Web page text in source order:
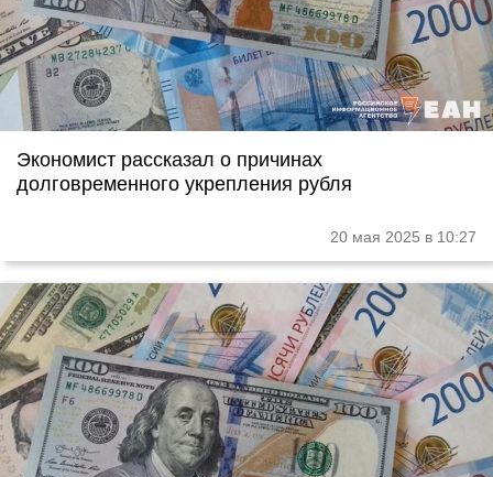
Экономист рассказал о причинах
долговременного укрепления рубля
20 мая 2025 в 10:27